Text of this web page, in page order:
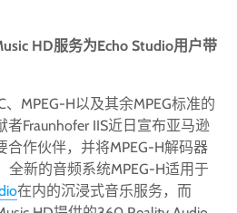
HD服务为Echo Studio用户带
MPEG-H以及其余MPEG标准的
Fraunhofer IIS近日宣布亚马逊
合作伙伴，并将MPEG-H解码器
全新的音频系统MPEG-H适用于
在内的沉浸式音乐服务，而